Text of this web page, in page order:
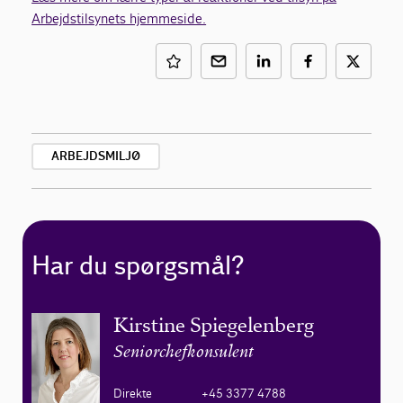
Arbejdstilsynets hjemmeside.
ARBEJDSMILJØ
Har du spørgsmål?
Kirstine Spiegelenberg
Seniorchefkonsulent
Direkte +45 3377 4788